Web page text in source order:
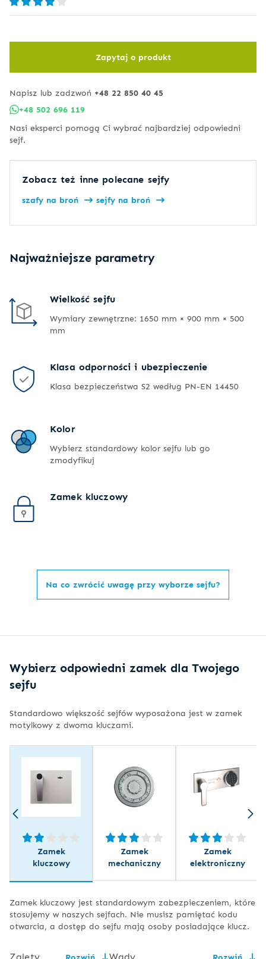
Zapytaj o produkt
Napisz lub zadzwoń +48 22 850 40 45
+48 502 696 119
Nasi eksperci pomogą Ci wybrać najbardziej odpowiedni
sejf.
Zobacz też inne polecane sejfy
szafy na broń sejfy na broń
Najważniejsze parametry
Wielkość sejfu
Wymiary zewnętrzne: 1650 mm × 900 mm × 500
mm
Klasa odporności i ubezpieczenie
Klasa bezpieczeństwa S2 według PN-EN 14450
Kolor
Wybierz standardowy kolor sejfu lub go
zmodyfikuj
Zamek kluczowy
Na co zwrócić uwagę przy wyborze sejfu?
Wybierz odpowiedni zamek dla Twojego
sejfu
Standardowo większość sejfów wyposażona jest w zamek
motylkowy z dwoma kluczami.
Zamek
kluczowy
Zamek
mechaniczny
Zamek
elektroniczny
Zamek kluczowy jest standardowym zabezpieczeniem, które
stosujemy w naszych sejfach. Nie musisz pamiętać kodu
otwarcia, a dostęp do sejfu mają osoby posiadające klucz.
Rozwiń Rozwiń